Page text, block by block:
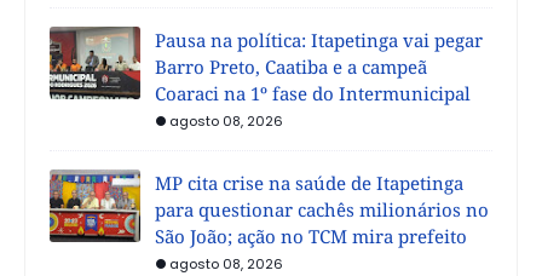
Pausa na política: Itapetinga vai pegar
Barro Preto, Caatiba e a campeã
Coaraci na 1º fase do Intermunicipal
agosto 08, 2026
MP cita crise na saúde de Itapetinga
para questionar cachês milionários no
São João; ação no TCM mira prefeito
agosto 08, 2026